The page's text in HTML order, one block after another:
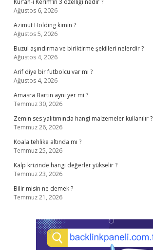
Kur’an-ı Kerim’in 3 özelliği nedir ?
Ağustos 6, 2026
Azimut Holding kimin ?
Ağustos 5, 2026
Buzul aşındırma ve biriktirme şekilleri nelerdir ?
Ağustos 4, 2026
Arif diye bir futbolcu var mı ?
Ağustos 4, 2026
Amasra Bartın aynı yer mi ?
Temmuz 30, 2026
Zemin ses yalıtımında hangi malzemeler kullanılır ?
Temmuz 26, 2026
Koala tehlike altında mı ?
Temmuz 25, 2026
Kalp krizinde hangi değerler yükselir ?
Temmuz 23, 2026
Bilir misin ne demek ?
Temmuz 21, 2026